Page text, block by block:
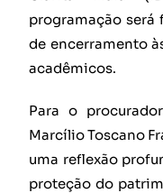
programação será
de encerramento
acadêmicos.
Para o
Marcílio Toscano
uma reflexão
proteção do